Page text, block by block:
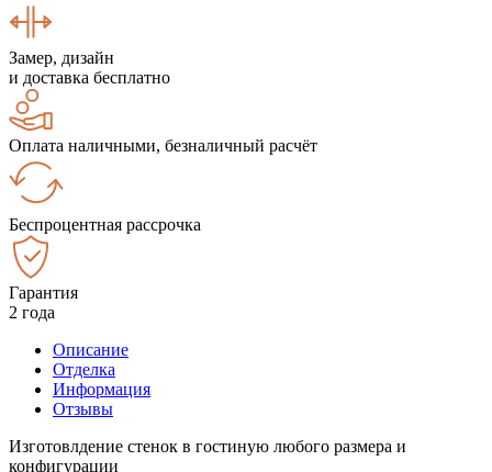
Замер, дизайн
и доставка бесплатно
Оплата наличными, безналичный расчёт
Беспроцентная рассрочка
Гарантия
2 года
Описание
Отделка
Информация
Отзывы
Изготовлдение стенок в гостиную любого размера и
конфигурации